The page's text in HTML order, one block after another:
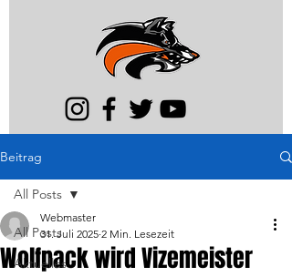
Beitrag
All Posts
Aktuelles
All Posts
Wolfpack wird Vizemeister
Webmaster
31. Juli 2025 2 Min. Lesezeit